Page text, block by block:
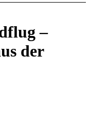
–
der